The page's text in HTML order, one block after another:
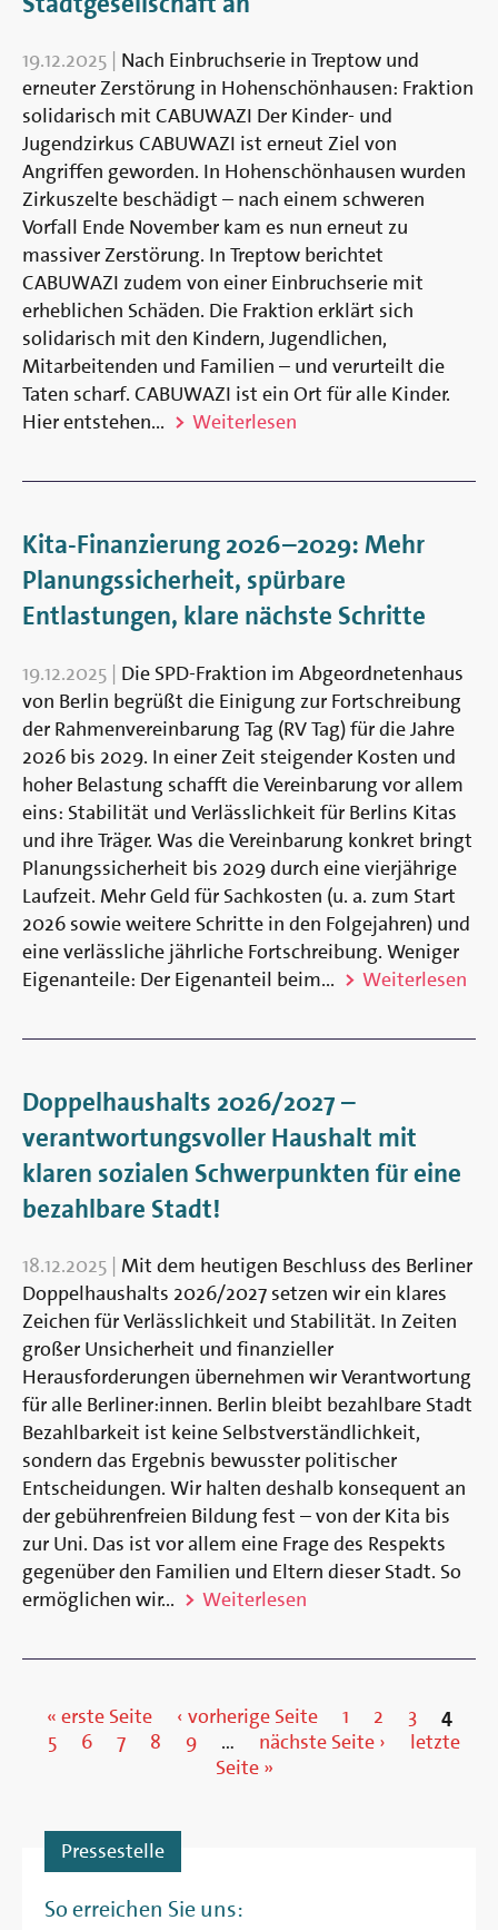
19.12.2025 | Nach Einbruchserie in Treptow und
erneuter Zerstörung in Hohenschönhausen: Fraktion
solidarisch mit CABUWAZI Der Kinder- und
Jugendzirkus CABUWAZI ist erneut Ziel von
Angriffen geworden. In Hohenschönhausen wurden
Zirkuszelte beschädigt – nach einem schweren
Vorfall Ende November kam es nun erneut zu
massiver Zerstörung. In Treptow berichtet
CABUWAZI zudem von einer Einbruchserie mit
erheblichen Schäden. Die Fraktion erklärt sich
solidarisch mit den Kindern, Jugendlichen,
Mitarbeitenden und Familien – und verurteilt die
Taten scharf. CABUWAZI ist ein Ort für alle Kinder.
Hier entstehen...
Weiterlesen
Kita-Finanzierung 2026–2029: Mehr
Planungssicherheit, spürbare
Entlastungen, klare nächste Schritte
19.12.2025 | Die SPD-Fraktion im Abgeordnetenhaus
von Berlin begrüßt die Einigung zur Fortschreibung
der Rahmenvereinbarung Tag (RV Tag) für die Jahre
2026 bis 2029. In einer Zeit steigender Kosten und
hoher Belastung schafft die Vereinbarung vor allem
eins: Stabilität und Verlässlichkeit für Berlins Kitas
und ihre Träger. Was die Vereinbarung konkret bringt
Planungssicherheit bis 2029 durch eine vierjährige
Laufzeit. Mehr Geld für Sachkosten (u. a. zum Start
2026 sowie weitere Schritte in den Folgejahren) und
eine verlässliche jährliche Fortschreibung. Weniger
Eigenanteile: Der Eigenanteil beim...
Weiterlesen
Doppelhaushalts 2026/2027 –
verantwortungsvoller Haushalt mit
klaren sozialen Schwerpunkten für eine
bezahlbare Stadt!
18.12.2025 | Mit dem heutigen Beschluss des Berliner
Doppelhaushalts 2026/2027 setzen wir ein klares
Zeichen für Verlässlichkeit und Stabilität. In Zeiten
großer Unsicherheit und finanzieller
Herausforderungen übernehmen wir Verantwortung
für alle Berliner:innen. Berlin bleibt bezahlbare Stadt
Bezahlbarkeit ist keine Selbstverständlichkeit,
sondern das Ergebnis bewusster politischer
Entscheidungen. Wir halten deshalb konsequent an
der gebührenfreien Bildung fest – von der Kita bis
zur Uni. Das ist vor allem eine Frage des Respekts
gegenüber den Familien und Eltern dieser Stadt. So
ermöglichen wir...
Weiterlesen
Seiten
« erste Seite ‹ vorherige Seite 1 2 3
4
5
6 7 8 9 … nächste Seite ›
letzte
Seite »
Pressestelle
So erreichen Sie uns: